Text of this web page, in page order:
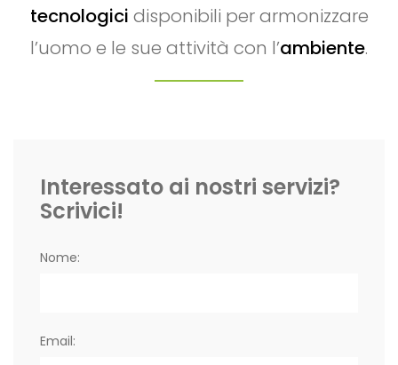
tecnologici disponibili per armonizzare
l’uomo e le sue attività con l’ambiente.
Interessato ai nostri servizi?
Scrivici!
Nome:
Email: